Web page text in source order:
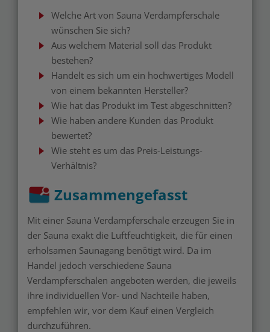
Welche Art von Sauna Verdampferschale
wünschen Sie sich?
Aus welchem Material soll das Produkt
bestehen?
Handelt es sich um ein hochwertiges Modell
von einem bekannten Hersteller?
Wie hat das Produkt im Test abgeschnitten?
Wie haben andere Kunden das Produkt
bewertet?
Wie steht es um das Preis-Leistungs-
Verhältnis?
Zusammengefasst
Mit einer Sauna Verdampferschale erzeugen Sie in
der Sauna exakt die Luftfeuchtigkeit, die für einen
erholsamen Saunagang benötigt wird. Da im
Handel jedoch verschiedene Sauna
Verdampferschalen angeboten werden, die jeweils
ihre individuellen Vor- und Nachteile haben,
empfehlen wir, vor dem Kauf einen Vergleich
durchzuführen.